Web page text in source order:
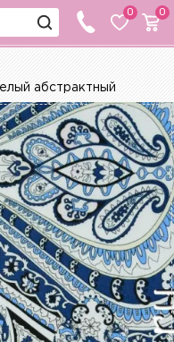
0 0
абстрактный